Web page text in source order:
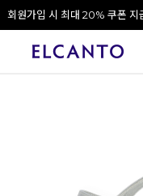
오전 10시 이전 결제 완료 시 오늘
회원가입 시 최대 20% 쿠폰 지